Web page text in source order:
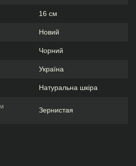
16 см
Новий
Чорний
Україна
Натуральна шкіра
Зернистая